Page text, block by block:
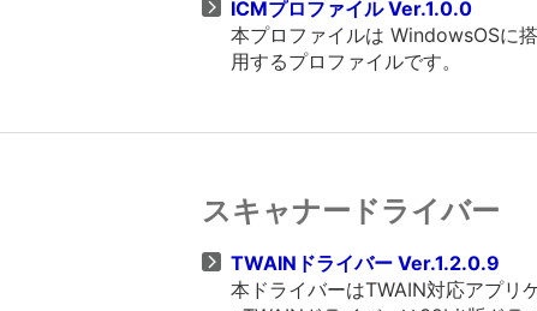
ICMプロファイル Ver.1.0.0
本プロファイルは WindowsOSに
用するプロファイルです。
スキャナードライバー
TWAINドライバー Ver.1.2.0.9
本ドライバーはTWAIN対応アプリ